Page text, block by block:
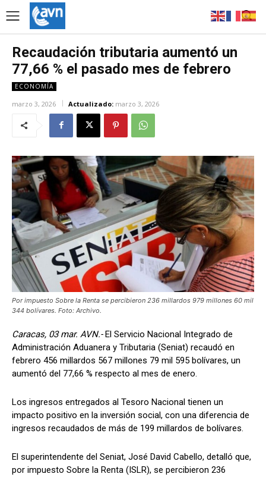
Recaudación tributaria aumentó un
77,66 % el pasado mes de febrero
ECONOMÍA
marzo 3, 2026 Actualizado: marzo 3, 2026
Por impuesto Sobre la Renta se percibieron 236 millardos 979 millones 60 mil
344 bolívares. Foto: Archivo.
Caracas, 03 mar. AVN.-El Servicio Nacional Integrado de
Administración Aduanera y Tributaria (Seniat) recaudó en
febrero 456 millardos 567 millones 79 mil 595 bolívares, un
aumentó del 77,66 % respecto al mes de enero.
Los ingresos entregados al Tesoro Nacional tienen un
impacto positivo en la inversión social, con una diferencia de
ingresos recaudados de más de 199 millardos de bolívares.
El superintendente del Seniat, José David Cabello, detalló que,
por impuesto Sobre la Renta (ISLR), se percibieron 236